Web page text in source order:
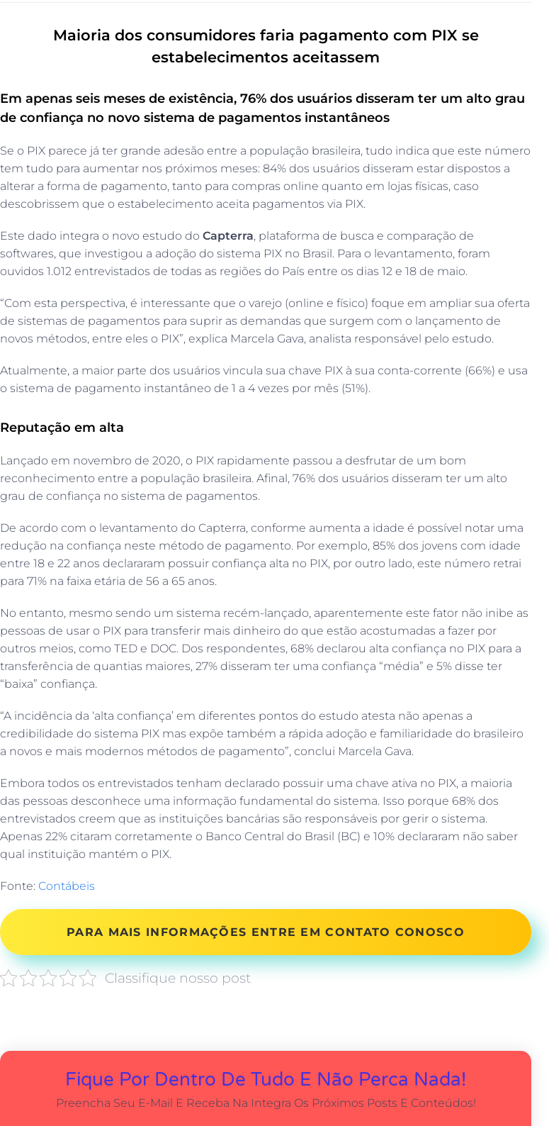
Maioria dos consumidores faria pagamento com PIX se
estabelecimentos aceitassem
Em apenas seis meses de existência, 76% dos usuários disseram ter um alto grau
de confiança no novo sistema de pagamentos instantâneos
Se o PIX parece já ter grande adesão entre a população brasileira, tudo indica que este número
tem tudo para aumentar nos próximos meses: 84% dos usuários disseram estar dispostos a
alterar a forma de pagamento, tanto para compras online quanto em lojas físicas, caso
descobrissem que o estabelecimento aceita pagamentos via PIX.
Este dado integra o novo estudo do Capterra, plataforma de busca e comparação de
softwares, que investigou a adoção do sistema PIX no Brasil. Para o levantamento, foram
ouvidos 1.012 entrevistados de todas as regiões do País entre os dias 12 e 18 de maio.
“Com esta perspectiva, é interessante que o varejo (online e físico) foque em ampliar sua oferta
de sistemas de pagamentos para suprir as demandas que surgem com o lançamento de
novos métodos, entre eles o PIX”, explica Marcela Gava, analista responsável pelo estudo.
Atualmente, a maior parte dos usuários vincula sua chave PIX à sua conta-corrente (66%) e usa
o sistema de pagamento instantâneo de 1 a 4 vezes por mês (51%).
Reputação em alta
Lançado em novembro de 2020, o PIX rapidamente passou a desfrutar de um bom
reconhecimento entre a população brasileira. Afinal, 76% dos usuários disseram ter um alto
grau de confiança no sistema de pagamentos.
De acordo com o levantamento do Capterra, conforme aumenta a idade é possível notar uma
redução na confiança neste método de pagamento. Por exemplo, 85% dos jovens com idade
entre 18 e 22 anos declararam possuir confiança alta no PIX, por outro lado, este número retrai
para 71% na faixa etária de 56 a 65 anos.
No entanto, mesmo sendo um sistema recém-lançado, aparentemente este fator não inibe as
pessoas de usar o PIX para transferir mais dinheiro do que estão acostumadas a fazer por
outros meios, como TED e DOC. Dos respondentes, 68% declarou alta confiança no PIX para a
transferência de quantias maiores, 27% disseram ter uma confiança “média” e 5% disse ter
“baixa” confiança.
“A incidência da ‘alta confiança’ em diferentes pontos do estudo atesta não apenas a
credibilidade do sistema PIX mas expõe também a rápida adoção e familiaridade do brasileiro
a novos e mais modernos métodos de pagamento”, conclui Marcela Gava.
Embora todos os entrevistados tenham declarado possuir uma chave ativa no PIX, a maioria
das pessoas desconhece uma informação fundamental do sistema. Isso porque 68% dos
entrevistados creem que as instituições bancárias são responsáveis por gerir o sistema.
Apenas 22% citaram corretamente o Banco Central do Brasil (BC) e 10% declararam não saber
qual instituição mantém o PIX.
Fonte: Contábeis
PARA MAIS INFORMAÇÕES ENTRE EM CONTATO CONOSCO
Classifique nosso post
Fique Por Dentro De Tudo E Não Perca Nada!
Preencha Seu E-Mail E Receba Na Integra Os Próximos Posts E Conteúdos!